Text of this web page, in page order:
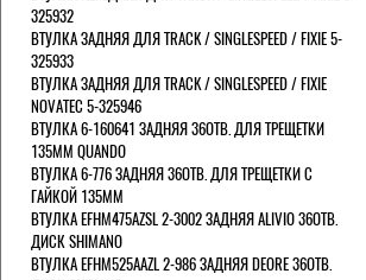
325932
ВТУЛКА ЗАДНЯЯ ДЛЯ TRACK / SINGLESPEED / FIXIE 5-
325933
ВТУЛКА ЗАДНЯЯ ДЛЯ TRACK / SINGLESPEED / FIXIE
NOVATEC 5-325946
ВТУЛКА 6-160641 ЗАДНЯЯ 36ОТВ. ДЛЯ ТРЕЩЕТКИ
135ММ QUANDO
ВТУЛКА 6-776 ЗАДНЯЯ 36ОТВ. ДЛЯ ТРЕЩЕТКИ С
ГАЙКОЙ 135ММ
ВТУЛКА EFHM475AZSL 2-3002 ЗАДНЯЯ ALIVIO 36ОТВ.
ДИСК SHIMANO
ВТУЛКА EFHM525AAZL 2-986 ЗАДНЯЯ DEORE 36ОТВ.